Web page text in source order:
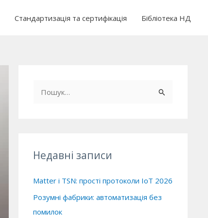
Стандартизація та сертифікація Бібліотека НД
иНедавні записи
Matter і TSN: прості протоколи IoT 2026
Розумні фабрики: автоматизація без
помилок